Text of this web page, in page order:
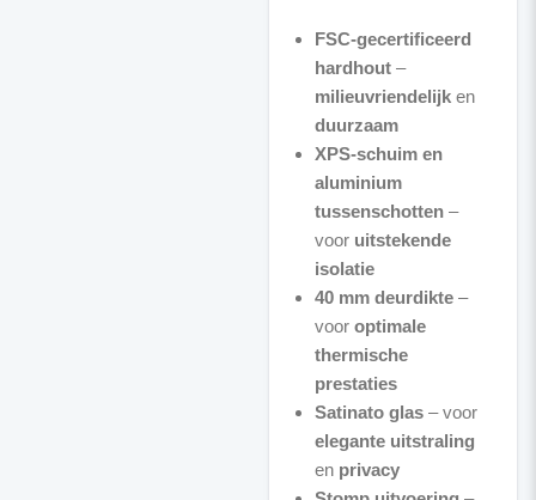
FSC-gecertificeerd
hardhout–
milieuvriendelijken
duurzaam
XPS-schuim en
aluminium
tussenschotten–
voor uitstekende
isolatie
40 mm deurdikte–
voor optimale
thermische
prestaties
Satinato glas– voor
elegante uitstraling
en privacy